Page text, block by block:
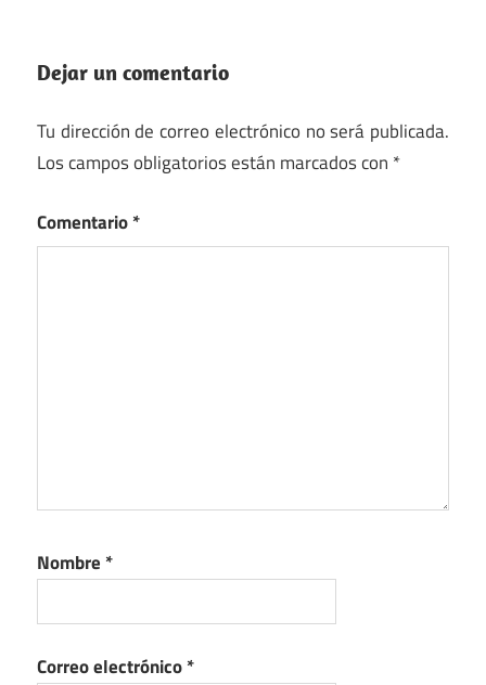
Dejar un comentario
Tu dirección de correo electrónico no será publicada.
Los campos obligatorios están marcados con *
Comentario*
Nombre *
Correo electrónico*